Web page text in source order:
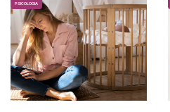
PSICOLOGIA